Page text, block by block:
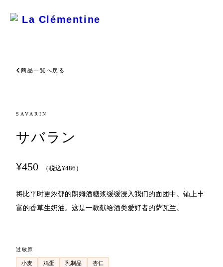
La Clémentine
商品一覧へ戻る
SAVARIN
サバラン
¥450 （税込¥486 ）
将比平时更浓郁的朗姆酒糖浆缓缓浸入我们的面团中。铺上丰
富的香草生奶油。这是一款献给酒类爱好者的萨瓦兰。
过敏原
小麦 鸡蛋 乳制品 杏仁